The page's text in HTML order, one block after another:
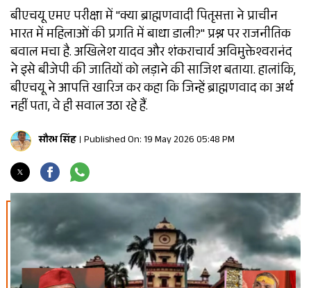
बीएचयू एमए परीक्षा में "क्या ब्राह्मणवादी पितृसत्ता ने प्राचीन
भारत में महिलाओं की प्रगति में बाधा डाली?" प्रश्न पर राजनीतिक
बवाल मचा है. अखिलेश यादव और शंकराचार्य अविमुक्तेश्वरानंद
ने इसे बीजेपी की जातियों को लड़ाने की साजिश बताया. हालांकि,
बीएचयू ने आपत्ति खारिज कर कहा कि जिन्हें ब्राह्मणवाद का अर्थ
नहीं पता, वे ही सवाल उठा रहे हैं.
सौरभ सिंह Published On: 19 May 2026 05:48 PM